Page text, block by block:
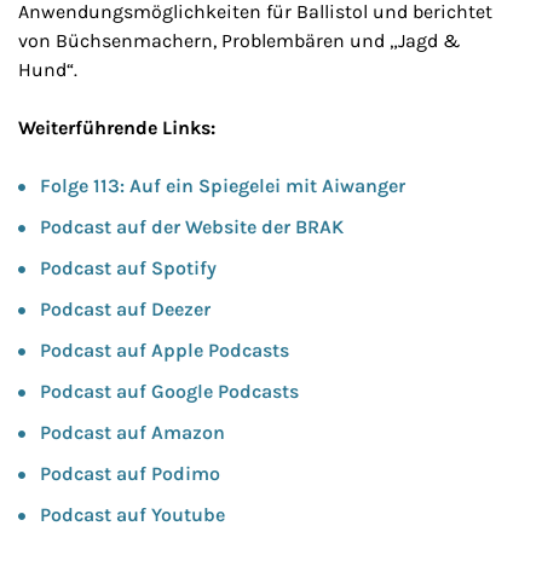
Anwendungsmöglichkeiten für Ballistol und berichtet
von Büchsenmachern, Problembären und „Jagd &
Hund“.
Weiterführende Links:
Folge 113: Auf ein Spiegelei mit Aiwanger
Podcast auf der Website der BRAK
Podcast auf Spotify
Podcast auf Deezer
Podcast auf Apple Podcasts
Podcast auf Google Podcasts
Podcast auf Amazon
Podcast auf Podimo
Podcast auf Youtube